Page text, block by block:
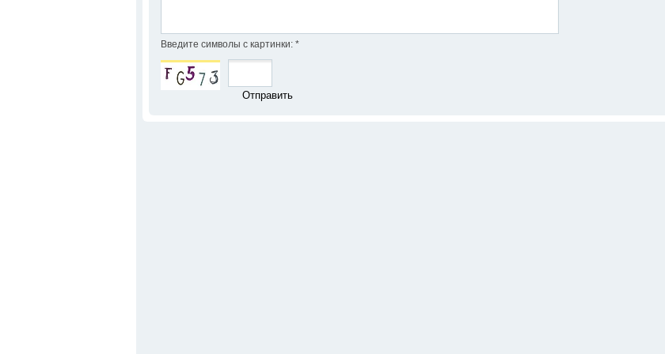
Введите символы с картинки: *